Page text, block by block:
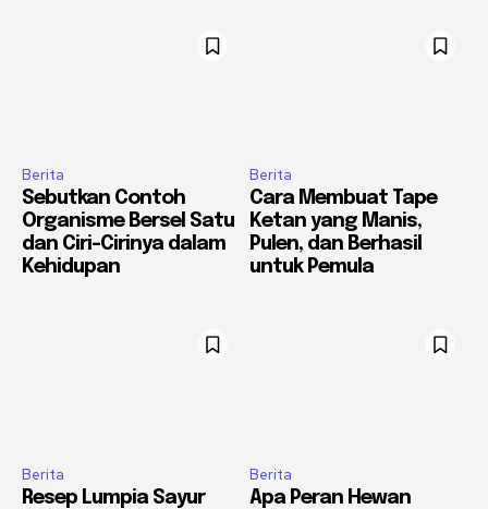
Berita
Sebutkan Contoh
Organisme Bersel Satu
dan Ciri-Cirinya dalam
Kehidupan
Berita
Cara Membuat Tape
Ketan yang Manis,
Pulen, dan Berhasil
untuk Pemula
Berita
Resep Lumpia Sayur
Berita
Apa Peran Hewan